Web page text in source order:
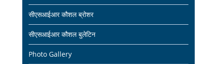
सीएसआईआर कौशल ब्रोशर
सीएसआईआर कौशल बुलेटिन
Photo Gallery